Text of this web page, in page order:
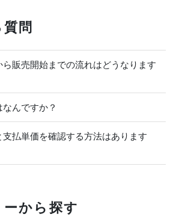
問
販売開始までの流れはどうなります
んですか？
払単価を確認する方法はあります
から探す